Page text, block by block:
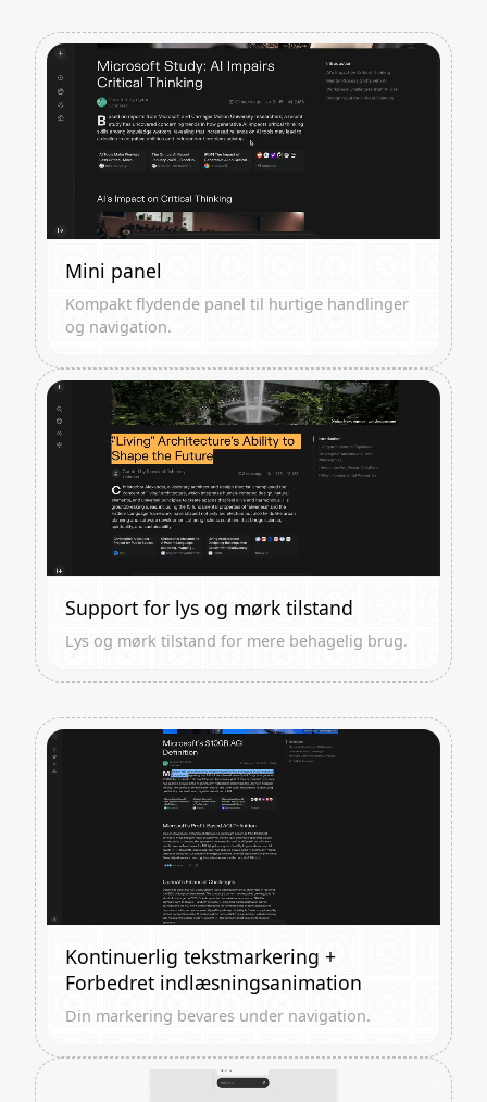
Mini panel
Kompakt flydende panel til hurtige handlinger
og navigation.
Support for lys og mørk tilstand
Lys og mørk tilstand for mere behagelig brug.
Kontinuerlig tekstmarkering +
Forbedret indlæsningsanimation
Din markering bevares under navigation.